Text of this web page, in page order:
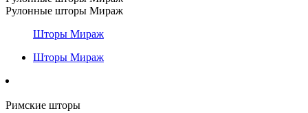
Рулонные шторы Мираж
Шторы Мираж
Шторы Мираж
Римские шторы